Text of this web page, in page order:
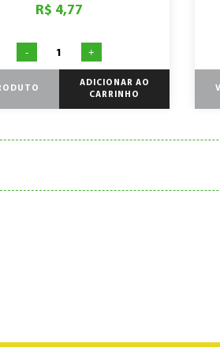
R$ 4,77
- +
ADICIONAR AO
CARRINHO